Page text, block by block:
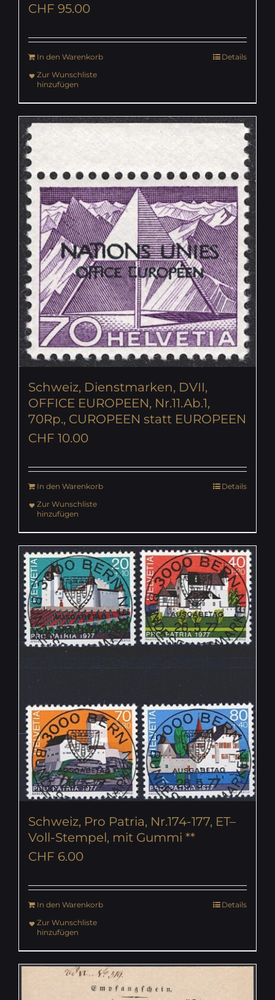
CHF 95.00
In den Warenkorb
Details
Zur Wunschliste
hinzufügen
Schweiz, Dienstmarken, DVII,
OFFICE EUROPEEN, Nr.11.Ab.1,
70Rp., CUROPEEN statt EUROPEEN
CHF 10.00
In den Warenkorb
Details
Zur Wunschliste
hinzufügen
Schweiz, Pro Patria, Nr.174-177, ET–
Voll-Stempel, mit Gummi **
CHF 6.00
In den Warenkorb
Details
Zur Wunschliste
hinzufügen